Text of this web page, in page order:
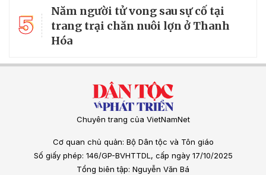
5
Năm người tử vong sau sự cố tại
trang trại chăn nuôi lợn ở Thanh
Hóa
Chuyên trang của VietNamNet
Cơ quan chủ quản: Bộ Dân tộc và Tôn giáo
Số giấy phép: 146/GP-BVHTTDL, cấp ngày 17/10/2025
Tổng biên tập: Nguyễn Văn Bá